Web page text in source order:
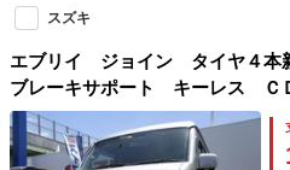
スズキ
エブリイ ジョイン タイヤ４
ブレーキサポート キーレス Ｃ
ー プライバシーガラス 禁煙車